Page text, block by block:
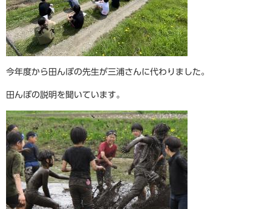
今年度から田んぼの先生が三浦さんに代わりました。
田んぼの説明を聞いています。